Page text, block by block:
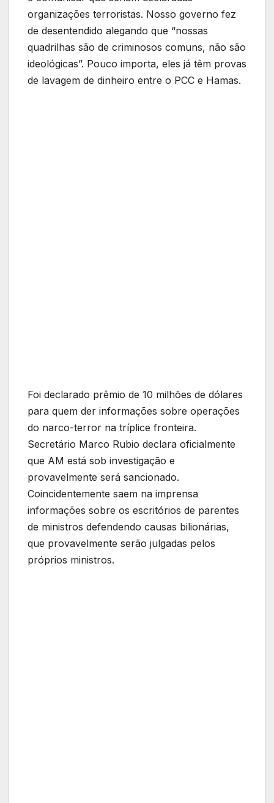
organizações terroristas. Nosso governo fez
de desentendido alegando que “nossas
quadrilhas são de criminosos comuns, não são
ideológicas”. Pouco importa, eles já têm provas
de lavagem de dinheiro entre o PCC e Hamas.
Foi declarado prêmio de 10 milhões de dólares
para quem der informações sobre operações
do narco-terror na tríplice fronteira.
Secretário Marco Rubio declara oficialmente
que AM está sob investigação e
provavelmente será sancionado.
Coincidentemente saem na imprensa
informações sobre os escritórios de parentes
de ministros defendendo causas bilionárias,
que provavelmente serão julgadas pelos
próprios ministros.